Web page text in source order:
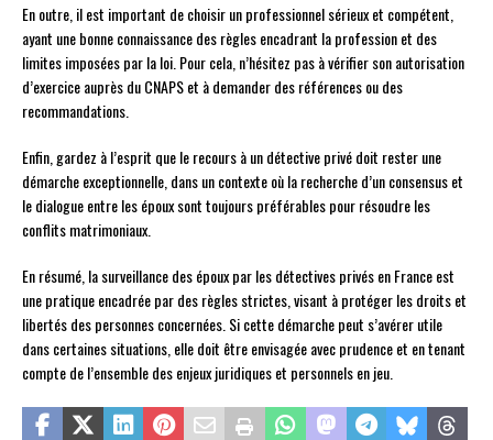
En outre, il est important de choisir un professionnel sérieux et compétent,
ayant une bonne connaissance des règles encadrant la profession et des
limites imposées par la loi. Pour cela, n’hésitez pas à vérifier son autorisation
d’exercice auprès du CNAPS et à demander des références ou des
recommandations.
Enfin, gardez à l’esprit que le recours à un détective privé doit rester une
démarche exceptionnelle, dans un contexte où la recherche d’un consensus et
le dialogue entre les époux sont toujours préférables pour résoudre les
conflits matrimoniaux.
En résumé, la surveillance des époux par les détectives privés en France est
une pratique encadrée par des règles strictes, visant à protéger les droits et
libertés des personnes concernées. Si cette démarche peut s’avérer utile
dans certaines situations, elle doit être envisagée avec prudence et en tenant
compte de l’ensemble des enjeux juridiques et personnels en jeu.